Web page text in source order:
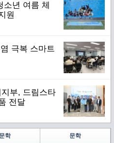
소년 여름 체
원
극복 스마트
부, 드림스타
전달
학 문학